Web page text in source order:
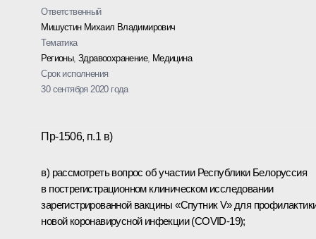
Ответственный
Мишустин Михаил Владимирович
Тематика
Регионы,Здравоохранение, Медицина
Срок исполнения
30 сентября 2020 года
Пр-1506, п.1 в)
в) рассмотреть вопрос об участии Республики Белоруссия
в пострегистрационном клиническом исследовании
зарегистрированной вакцины «Спутник V» для
новой коронавирусной инфекции (COVID-19);